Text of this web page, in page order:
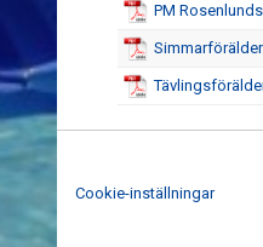
PM
Cookie-inställningar